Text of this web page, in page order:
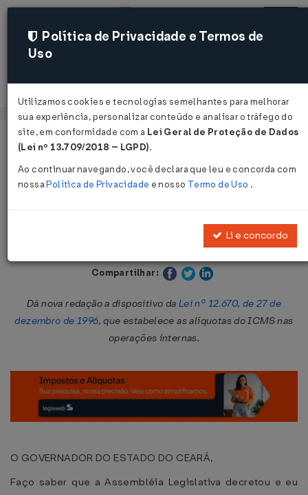
Acessar
Página Inicial Legislações
Lei nº 12.770 de 24/12/1997
Publicado no DOE - CE em 26 dez 1997
Compartilhar:
Dá nova redação a dispositivo da Lei nº 12.670, de 27 de
dezembro de 1996, que estabelece as alíquotas do ICMS nas
operações internas.
O GOVERNADOR DO ESTADO DO CEARÁ,
Faço saber que a Assembléia Legislativa decretou e eu
Política de Privacidade e Termos de
Uso
Utilizamos cookies e tecnologias semelhantes para melhorar
sua experiência, personalizar conteúdo e analisar o tráfego do
site, em conformidade com a Lei Geral de Proteção de Dados
(Lei nº 13.709/2018 – LGPD).
Ao continuar navegando, você declara que leu e concorda com
nossaPolítica de Privacidade e nosso Termo de Uso .
Li e concordo